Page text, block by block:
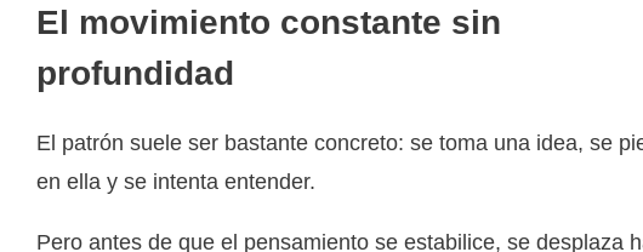
El movimiento constante sin
profundidad
El patrón suele ser bastante concreto: se toma una idea, se
en ella y se intenta entender.
Pero antes de que el pensamiento se estabilice, se desplaza